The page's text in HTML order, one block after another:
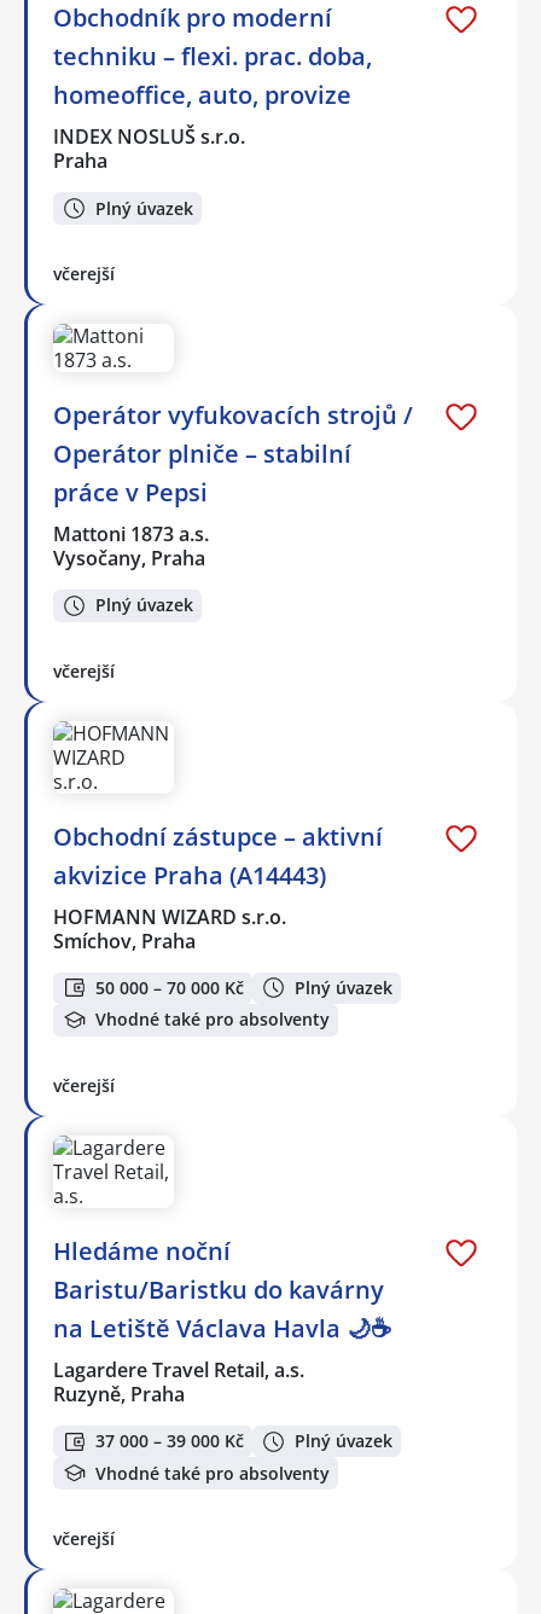
Obchodník pro moderní
techniku – flexi. prac. doba,
homeoffice, auto, provize
INDEX NOSLUŠ s.r.o.
Praha
Plný úvazek
včerejší
Operátor vyfukovacích strojů /
Operátor plniče – stabilní
práce v Pepsi
Mattoni 1873 a.s.
Vysočany, Praha
Plný úvazek
včerejší
Obchodní zástupce – aktivní
akvizice Praha (A14443)
HOFMANN WIZARD s.r.o.
Smíchov, Praha
50 000 – 70 000 Kč
Plný úvazek
Vhodné také pro absolventy
včerejší
Hledáme noční
Baristu/Baristku do kavárny
na Letiště Václava Havla 🌙☕
Lagardere Travel Retail, a.s.
Ruzyně, Praha
37 000 – 39 000 Kč
Plný úvazek
Vhodné také pro absolventy
včerejší